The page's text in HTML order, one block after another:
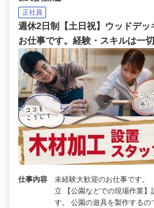
正社員
週休2日制【土日祝】ウッドデ
お仕事です。経験・スキルは一切
仕事内容
未経験大歓迎のお仕事です。
立 【公園などでの現場作業
す。 公園の遊具を製作する